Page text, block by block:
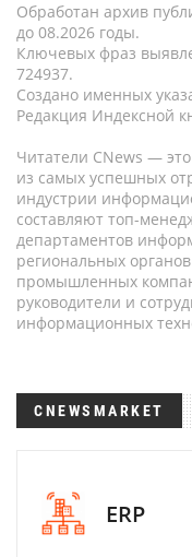
Обработан архив
до 08.2026 годы.
Ключевых фраз
724937.
Создано именных
Редакция Индексной
Читатели CNews —
из самых успешных
индустрии
составляют топ-
департаментов
региональных
промышленных
руководители и
информационных
CNEWSMARKET
ERP